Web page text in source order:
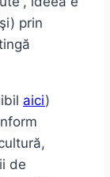
prin
aici)
de